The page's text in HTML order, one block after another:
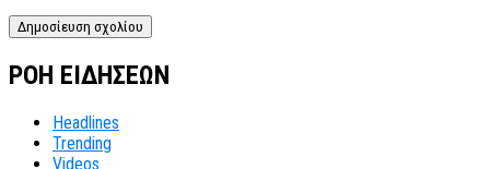
ΡΟΗ ΕΙΔΗΣΕΩΝ
Headlines
Trending
Videos